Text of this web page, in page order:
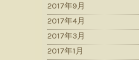
2017年9月
2017年4月
2017年3月
2017年1月